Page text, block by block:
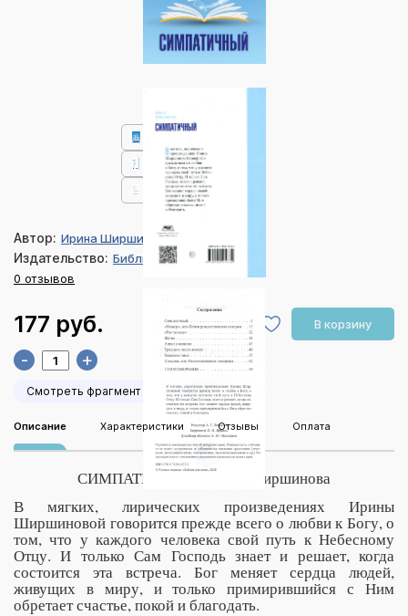
Автор: Ирина Ширшинова
Издательство: Библия для всех
0 отзывов
177 руб. В корзину
- +
Смотреть фрагмент
Описание Характеристики Отзывы Оплата
СИМПАТИЧНЫЙ Ирина Ширшинова
В мягких, лирических произведениях Ирины
Ширшиновой говорится прежде всего о любви к Богу, о
том, что у каждого человека свой путь к Небесному
Отцу. И только Сам Господь знает и решает, когда
состоится эта встреча. Бог меняет сердца людей,
живущих в миру, и только примирившийся с Ним
обретает счастье, покой и благодать.